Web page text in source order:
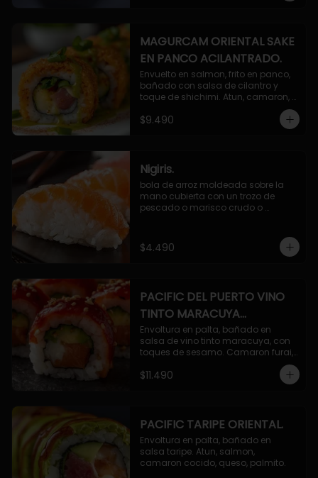
MAGURCAM ORIENTAL SAKE
EN PANCO ACILANTRADO.
Envuelto en salmon, frito en panco,
bañado con salsa de cilantro y
toque de shichimi. Atun, camaron,
$9.490
Nigiris.
bola de arroz moldeada sobre la
mano cubierta con un trozo de
pescado o marisco crudo o
$4.490
PACIFIC DEL PUERTO VINO
TINTO MARACUYA
ORIENTAL.
Envoltura en palta, bañado en
salsa de vino tinto maracuya, con
toques de sesamo. Camaron furai,
$11.490
PACIFIC TARIPE ORIENTAL.
Envoltura en palta, bañado en
salsa taripe. Atun, salmon,
camaron cocido, queso, palmito.